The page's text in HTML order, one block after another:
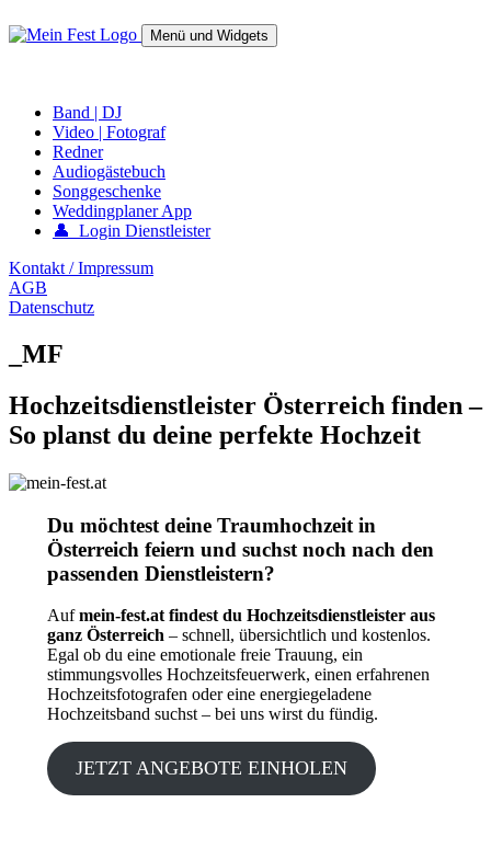
zum
Menü und Widgets
Band | DJ
Video | Fotograf
Redner
Audiogästebuch
Songgeschenke
Weddingplaner App
👤 Login Dienstleister
Kontakt / Impressum
AGB
Datenschutz
_MF
Hochzeitsdienstleister Österreich finden –
So planst du deine perfekte Hochzeit
Du möchtest deine Traumhochzeit in
Österreich feiern und suchst noch nach den
passenden Dienstleistern?
Aufmein-fest.at findest du Hochzeitsdienstleister aus
ganz Österreich– schnell, übersichtlich und kostenlos.
Egal ob du eine emotionale freie Trauung, ein
stimmungsvolles Hochzeitsfeuerwerk, einen erfahrenen
Hochzeitsfotografen oder eine energiegeladene
Hochzeitsband suchst – bei uns wirst du fündig.
JETZT ANGEBOTE EINHOLEN